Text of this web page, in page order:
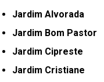
Jardim Alvorada
Jardim Bom Pastor
Jardim Cipreste
Jardim Cristiane